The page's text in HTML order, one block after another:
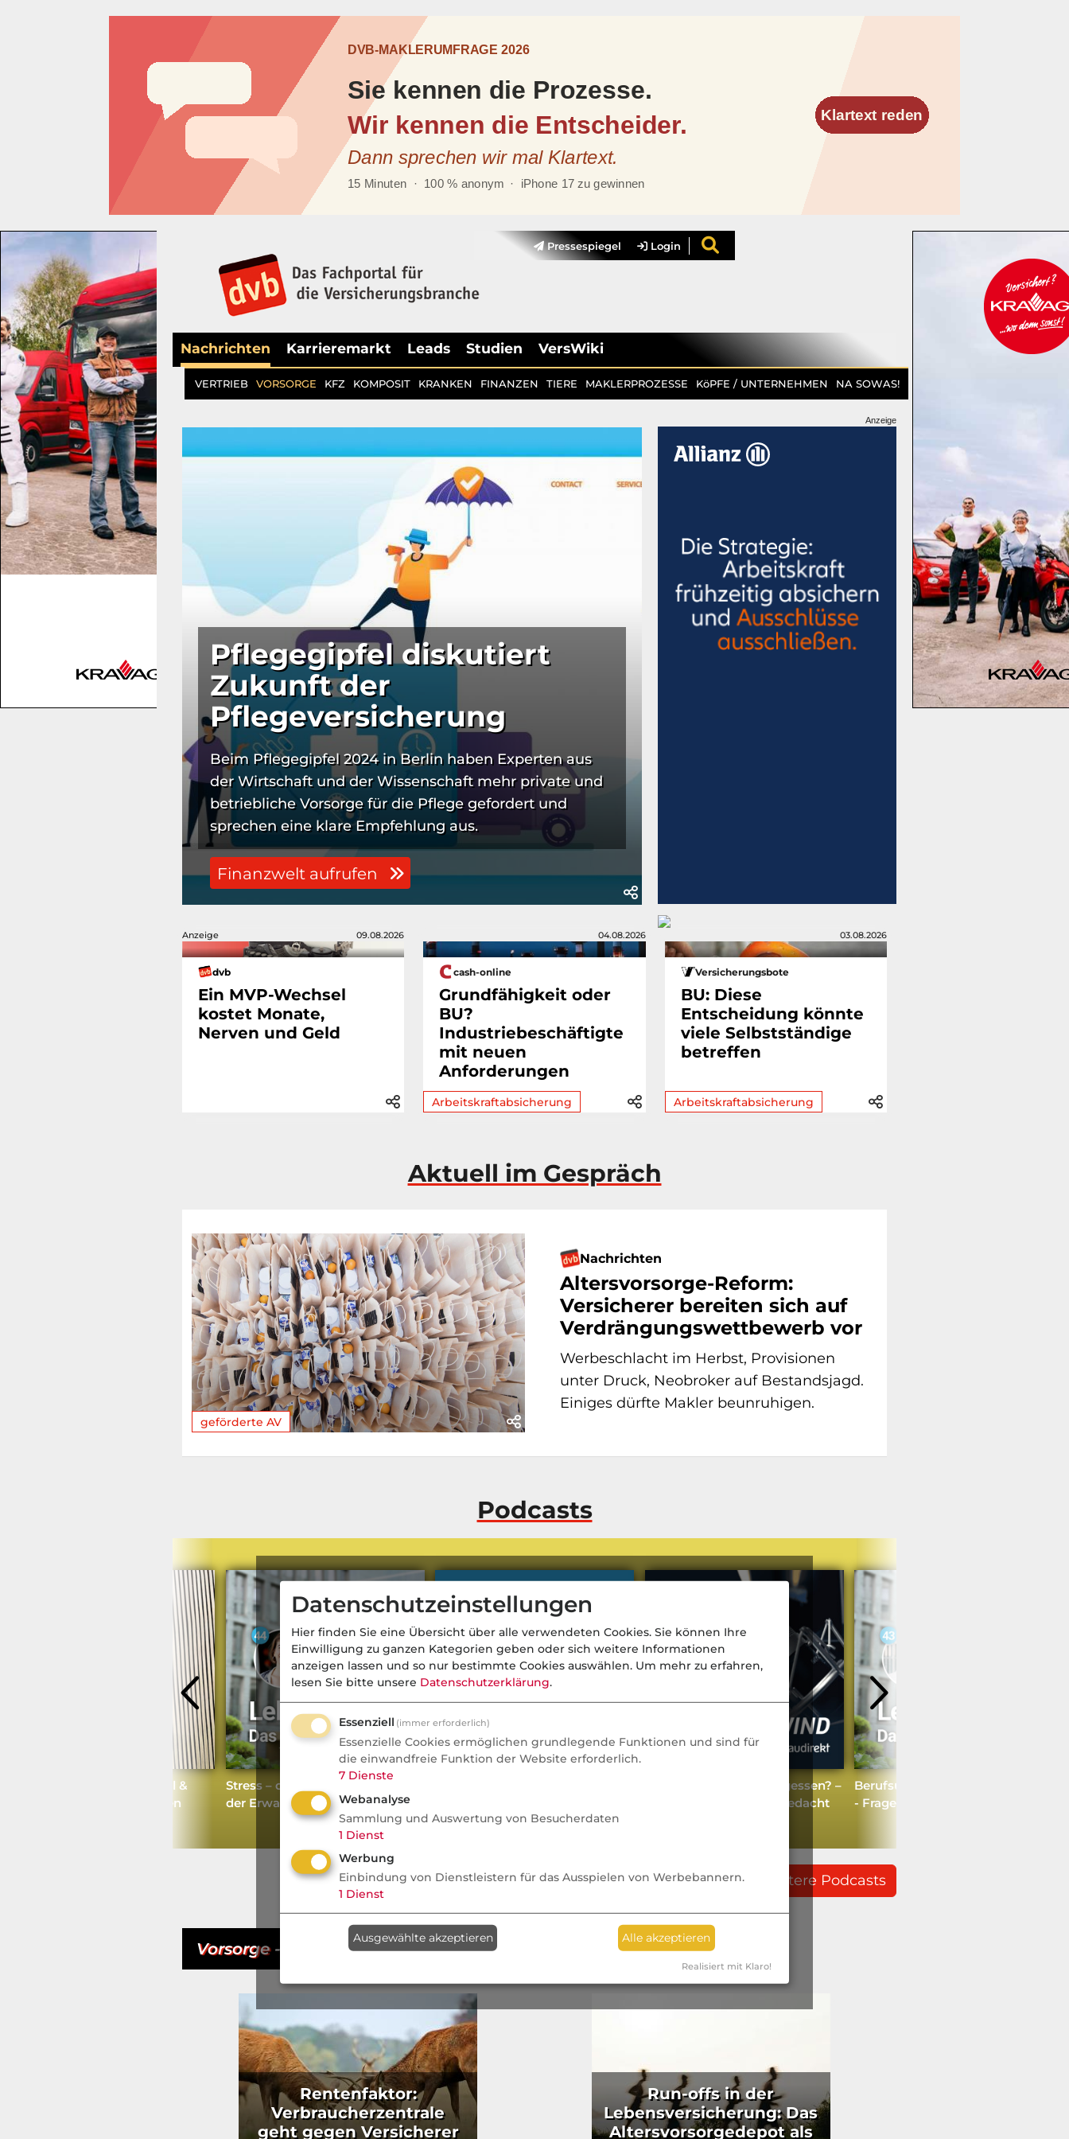
Pressespiegel Login
Nachrichten Karrieremarkt Leads Studien VersWiki
VERTRIEB VORSORGE KFZ KOMPOSIT KRANKEN FINANZEN TIERE MAKLERPROZESSE KöPFE / UNTERNEHMEN NA SOWAS!
Pflegegipfel diskutiert
Zukunft der
Pflegeversicherung
Beim Pflegegipfel 2024 in Berlin haben Experten aus
der Wirtschaft und der Wissenschaft mehr private und
betriebliche Vorsorge für die Pflege gefordert und
sprechen eine klare Empfehlung aus.
Finanzwelt aufrufen
Anzeige
Anzeige 09.08.2026
dvb
Ein MVP-Wechsel
kostet Monate,
Nerven und Geld
04.08.2026
cash-online
Grundfähigkeit oder
BU?
Industriebeschäftigte
mit neuen
Anforderungen
Arbeitskraftabsicherung
03.08.2026
Versicherungsbote
BU: Diese
Entscheidung könnte
viele Selbstständige
betreffen
Arbeitskraftabsicherung
Aktuell im Gespräch
geförderte AV
Nachrichten
Altersvorsorge-Reform:
Versicherer bereiten sich auf
Verdrängungswettbewerb vor
Werbeschlacht im Herbst, Provisionen
unter Druck, Neobroker auf Bestandsjagd.
Einiges dürfte Makler beunruhigen.
Podcasts
Sauerkraut, Laugenknödel &
Große Absicherungslücken
Stress – die unsichtbare Macht
der Erwartungen
Versicherbarkeit
Verkauft, abgelegt, vergessen? –
Warum BU heute neu gedacht
Berufsunfähigkeitsversicherung
- Fragen aus der Community
weitere Podcasts
Vorsorge- Aktuell
Rentenfaktor:
Verbraucherzentrale
geht gegen Versicherer
Run-offs in der
Lebensversicherung: Das
Altersvorsorgedepot als
Datenschutzeinstellungen
Hier finden Sie eine Übersicht über alle verwendeten Cookies. Sie können Ihre
Einwilligung zu ganzen Kategorien geben oder sich weitere Informationen
anzeigen lassen und so nur bestimmte Cookies auswählen. Um mehr zu erfahren,
lesen Sie bitte unsere Datenschutzerklärung.
Essenziell (immer erforderlich)
Essenzielle Cookies ermöglichen grundlegende Funktionen und sind für
die einwandfreie Funktion der Website erforderlich.
7 Dienste
Webanalyse
Sammlung und Auswertung von Besucherdaten
1 Dienst
Werbung
Einbindung von Dienstleistern für das Ausspielen von Werbebannern.
1 Dienst
Ausgewählte akzeptieren Alle akzeptieren
Realisiert mit Klaro!